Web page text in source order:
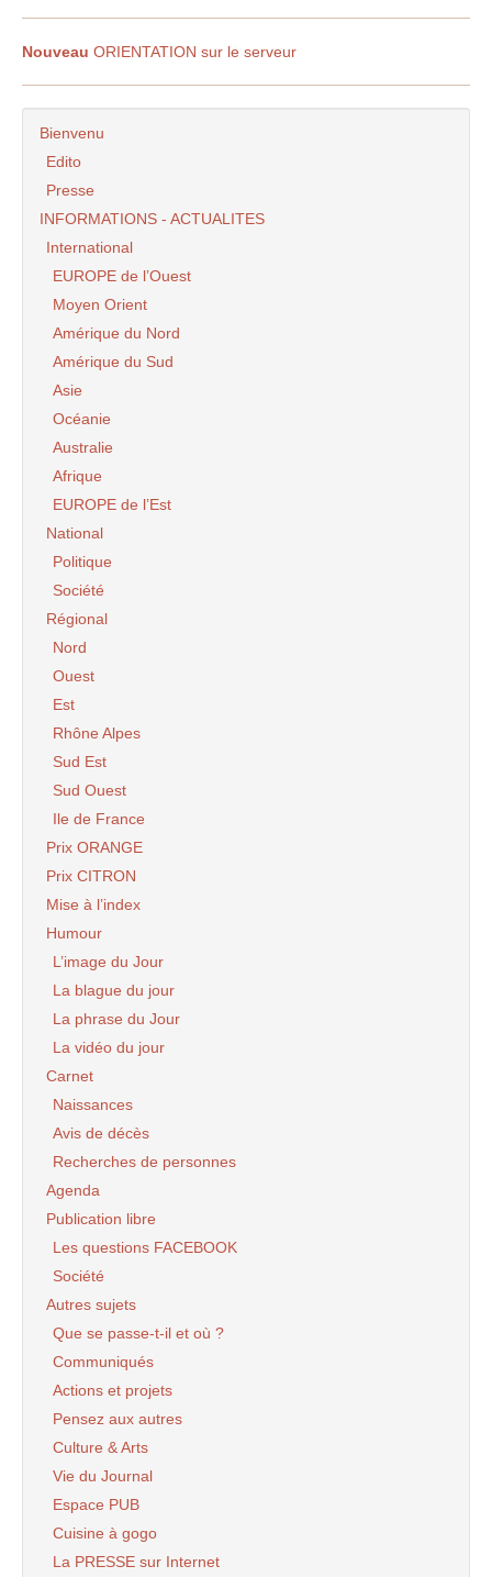
Nouveau ORIENTATION sur le serveur
Bienvenu
Edito
Presse
INFORMATIONS - ACTUALITES
International
EUROPE de l’Ouest
Moyen Orient
Amérique du Nord
Amérique du Sud
Asie
Océanie
Australie
Afrique
EUROPE de l’Est
National
Politique
Société
Régional
Nord
Ouest
Est
Rhône Alpes
Sud Est
Sud Ouest
Ile de France
Prix ORANGE
Prix CITRON
Mise à l’index
Humour
L’image du Jour
La blague du jour
La phrase du Jour
La vidéo du jour
Carnet
Naissances
Avis de décès
Recherches de personnes
Agenda
Publication libre
Les questions FACEBOOK
Société
Autres sujets
Que se passe-t-il et où ?
Communiqués
Actions et projets
Pensez aux autres
Culture & Arts
Vie du Journal
Espace PUB
Cuisine à gogo
La PRESSE sur Internet